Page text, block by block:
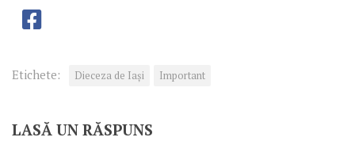
Etichete: Dieceza de Iași Important
LASĂ UN RĂSPUNS